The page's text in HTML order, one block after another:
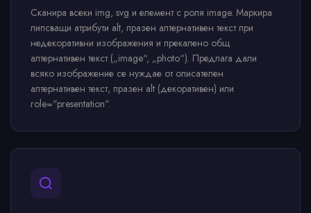
Сканира всеки img, svg и елемент с роля image. Маркира
липсващи атрибути alt, празен алтернативен текст при
недекоративни изображения и прекалено общ
алтернативен текст („image“, „photo“). Предлага дали
всяко изображение се нуждае от описателен
алтернативен текст, празен alt (декоративен) или
role="presentation".